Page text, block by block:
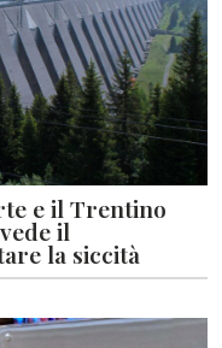
e il Trentino
il
la siccità